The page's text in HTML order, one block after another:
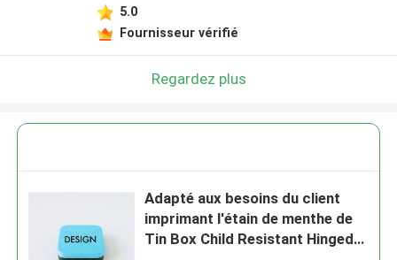
5.0
Fournisseur vérifié
Regardez plus
Adapté aux besoins du client
imprimant l'étain de menthe de
Tin Box Child Resistant Hinged